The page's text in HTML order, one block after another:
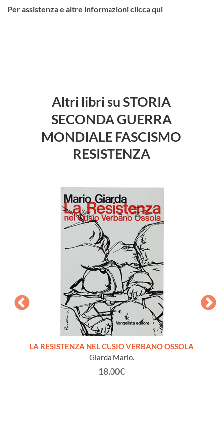
Per assistenza e altre informazioni clicca qui
Altri libri su STORIA
SECONDA GUERRA
MONDIALE FASCISMO
RESISTENZA
LA RESISTENZA NEL CUSIO VERBANO OSSOLA
Giarda Mario.
18.00€